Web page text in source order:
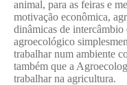
animal, para as feiras e
motivação econômica,
dinâmicas de intercâmbio
agroecológico
trabalhar num ambiente
também que a
trabalhar na agricultura.